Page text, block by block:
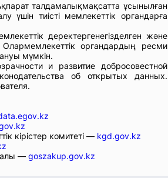
талдамалықмақсатта ұсынылған
үшін тиісті мемлекеттік органдарға
деректергенегізделген және
органдардың ресми
мүмкін.
и развитие добросовестной
об открытых данных.
кірістер комитеті — kgd.gov.kz
— goszakup.gov.kz